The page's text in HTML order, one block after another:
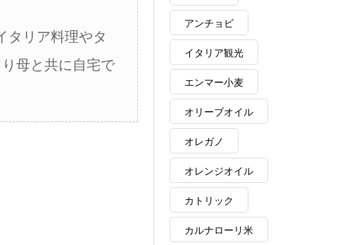
タリア料理やタ
母と共に自宅で
アンチョビ
イタリア観光
エンマー小麦
オリーブオイル
オレガノ
オレンジオイル
カトリック
カルナローリ米